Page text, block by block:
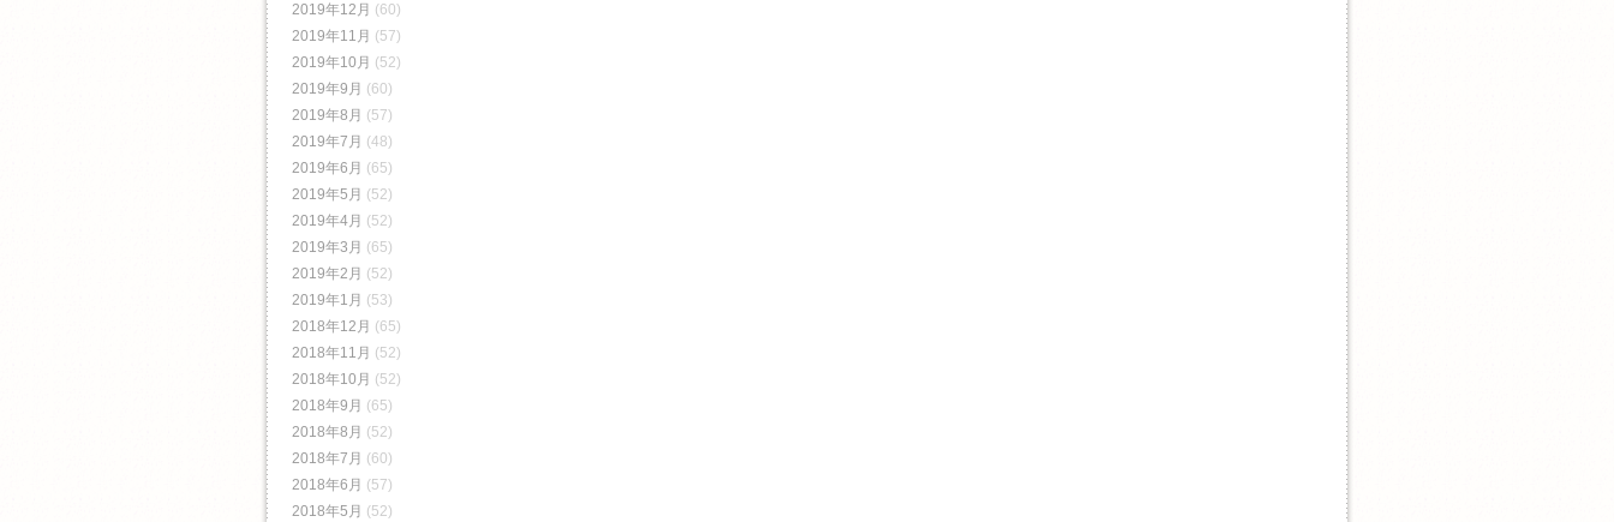
2019年12月 (60)
2019年11月 (57)
2019年10月 (52)
2019年9月 (60)
2019年8月 (57)
2019年7月 (48)
2019年6月 (65)
2019年5月 (52)
2019年4月 (52)
2019年3月 (65)
2019年2月 (52)
2019年1月 (53)
2018年12月 (65)
2018年11月 (52)
2018年10月 (52)
2018年9月 (65)
2018年8月 (52)
2018年7月 (60)
2018年6月 (57)
2018年5月 (52)